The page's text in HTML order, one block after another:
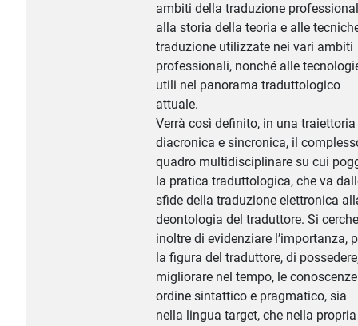
ambiti della traduzione
alla storia della teoria e alle
traduzione utilizzate nei vari ambiti
professionali, nonché alle
utili nel panorama traduttologico
attuale.
Verrà così definito, in una traiettoria
diacronica e sincronica, il
quadro multidisciplinare su cui
la pratica traduttologica, che va
sfide della traduzione elettronica
deontologia del traduttore. Si
inoltre di evidenziare l’importanza,
la figura del traduttore, di
migliorare nel tempo, le
ordine sintattico e pragmatico, sia
nella lingua target, che nella propria